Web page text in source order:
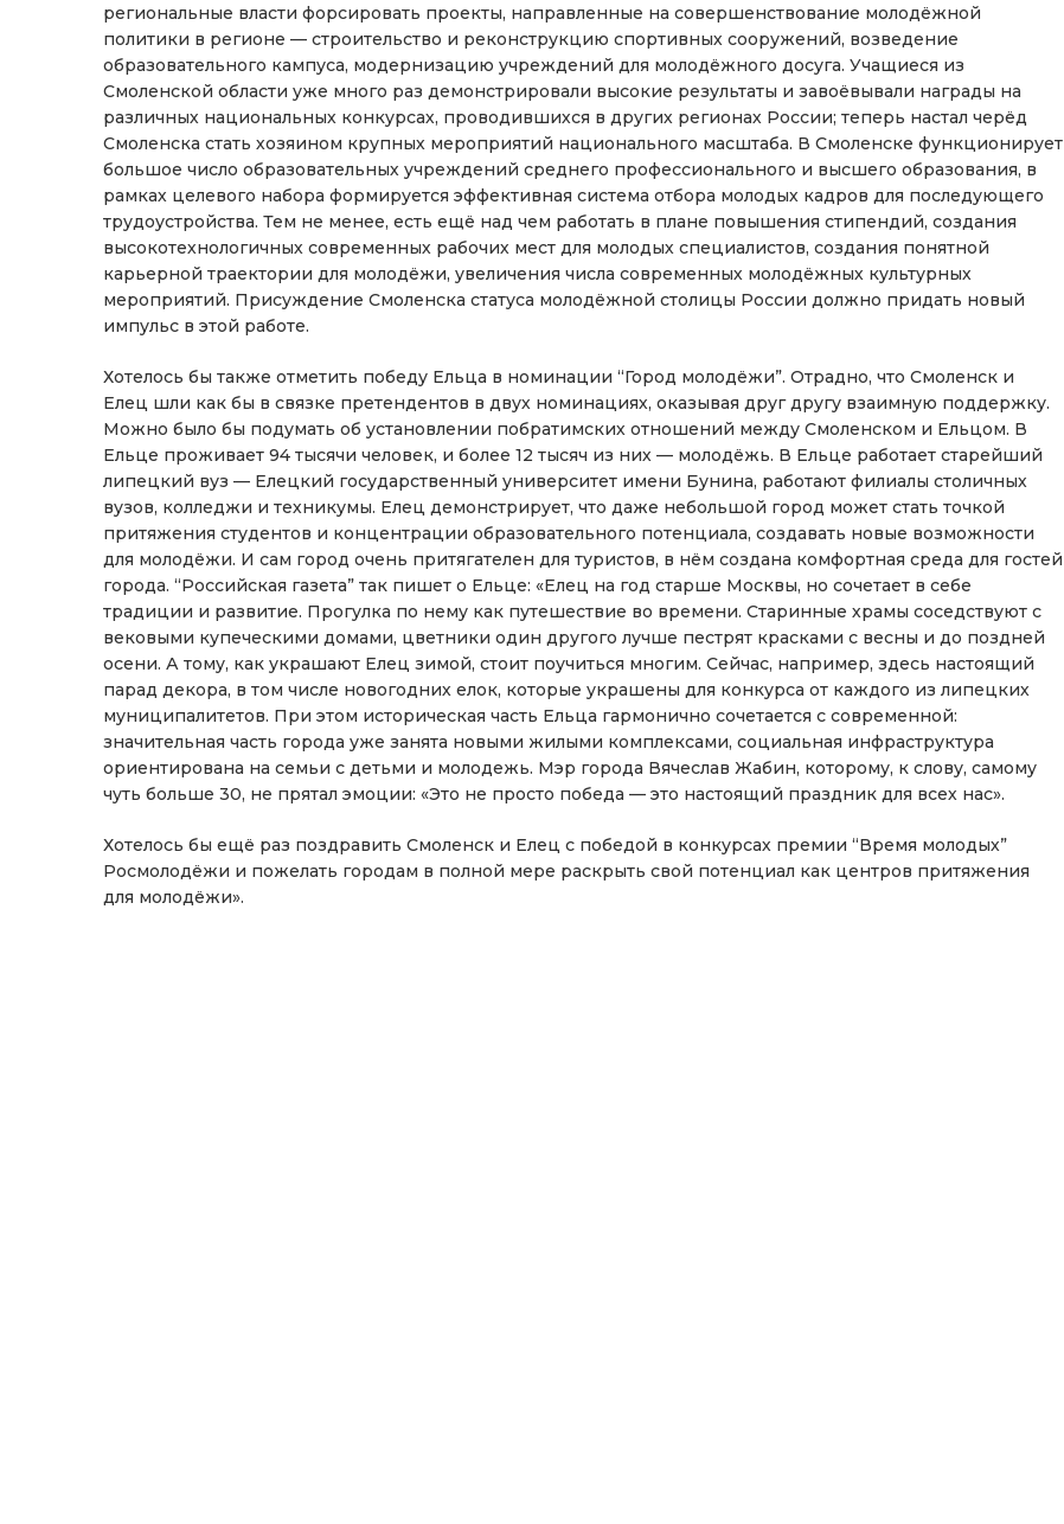
региональные власти форсировать проекты, направленные на совершенствование молодёжной
политики в регионе — строительство и реконструкцию спортивных сооружений, возведение
образовательного кампуса, модернизацию учреждений для молодёжного досуга. Учащиеся из
Смоленской области уже много раз демонстрировали высокие результаты и завоёвывали награды на
различных национальных конкурсах, проводившихся в других регионах России; теперь настал черёд
Смоленска стать хозяином крупных мероприятий национального масштаба. В Смоленске функционирует
большое число образовательных учреждений среднего профессионального и высшего образования, в
рамках целевого набора формируется эффективная система отбора молодых кадров для последующего
трудоустройства. Тем не менее, есть ещё над чем работать в плане повышения стипендий, создания
высокотехнологичных современных рабочих мест для молодых специалистов, создания понятной
карьерной траектории для молодёжи, увеличения числа современных молодёжных культурных
мероприятий. Присуждение Смоленска статуса молодёжной столицы России должно придать новый
импульс в этой работе.
Хотелось бы также отметить победу Ельца в номинации “Город молодёжи”. Отрадно, что Смоленск и
Елец шли как бы в связке претендентов в двух номинациях, оказывая друг другу взаимную поддержку.
Можно было бы подумать об установлении побратимских отношений между Смоленском и Ельцом. В
Ельце проживает 94 тысячи человек, и более 12 тысяч из них — молодёжь. В Ельце работает старейший
липецкий вуз — Елецкий государственный университет имени Бунина, работают филиалы столичных
вузов, колледжи и техникумы. Елец демонстрирует, что даже небольшой город может стать точкой
притяжения студентов и концентрации образовательного потенциала, создавать новые возможности
для молодёжи. И сам город очень притягателен для туристов, в нём создана комфортная среда для гостей
города. “Российская газета” так пишет о Ельце: «Елец на год старше Москвы, но сочетает в себе
традиции и развитие. Прогулка по нему как путешествие во времени. Старинные храмы соседствуют с
вековыми купеческими домами, цветники один другого лучше пестрят красками с весны и до поздней
осени. А тому, как украшают Елец зимой, стоит поучиться многим. Сейчас, например, здесь настоящий
парад декора, в том числе новогодних елок, которые украшены для конкурса от каждого из липецких
муниципалитетов. При этом историческая часть Ельца гармонично сочетается с современной:
значительная часть города уже занята новыми жилыми комплексами, социальная инфраструктура
ориентирована на семьи с детьми и молодежь. Мэр города Вячеслав Жабин, которому, к слову, самому
чуть больше 30, не прятал эмоции: «Это не просто победа — это настоящий праздник для всех нас».
Хотелось бы ещё раз поздравить Смоленск и Елец с победой в конкурсах премии “Время молодых”
Росмолодёжи и пожелать городам в полной мере раскрыть свой потенциал как центров притяжения
для молодёжи».